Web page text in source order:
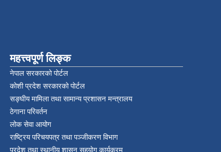
महत्त्वपूर्ण लिङ्क
नेपाल सरकारको पोर्टल
कोशी प्रदेश सरकारको पोर्टल
सङ्‍घीय मामिला तथा सामान्य प्रशासन मन्त्रालय
ठेगाना परिवर्तन
लोक सेवा आयोग
राष्ट्रिय परिचयपत्र तथा पञ्‍जीकरण विभाग
प्रदेश तथा स्थानीय शासन सहयोग कार्यक्रम